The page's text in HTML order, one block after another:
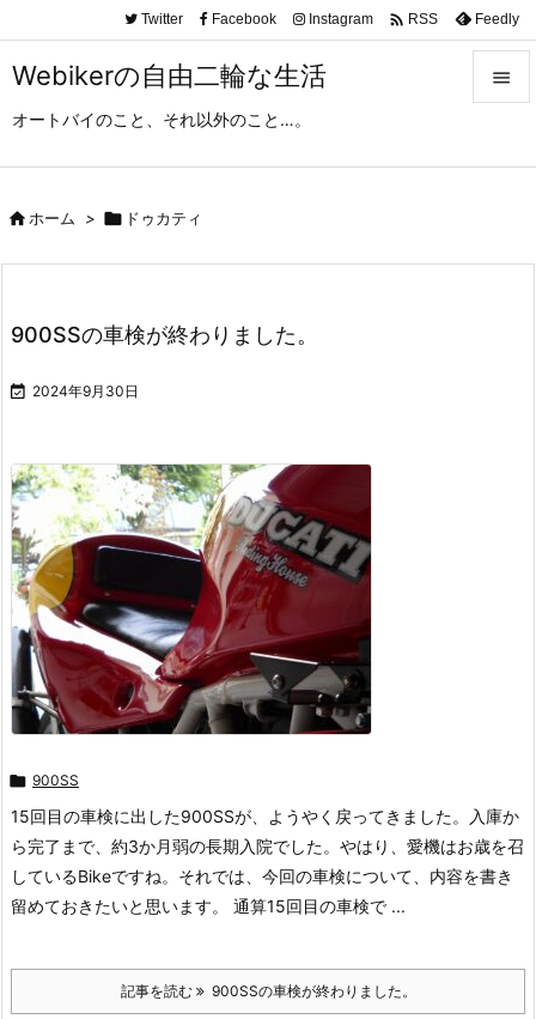
Webikerの自由二輪な生活
オートバイのこと、それ以外のこと…。

Twitter Facebook Instagram  RSS Feedly
ホーム >  ドゥカティ
900SSの車検が終わりました。
 2024年9月30日
 900SS
15回目の車検に出した900SSが、ようやく戻ってきました。入庫か
ら完了まで、約3か月弱の長期入院でした。やはり、愛機はお歳を召
しているBikeですね。それでは、今回の車検について、内容を書き
留めておきたいと思います。 通算15回目の車検で ...
記事を読む 900SSの車検が終わりました。